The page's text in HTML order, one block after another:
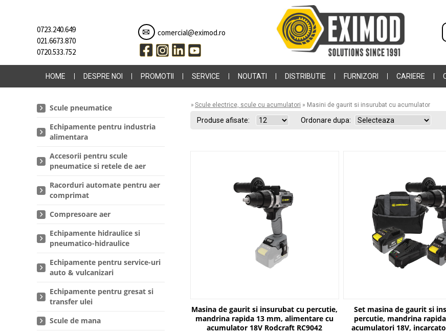
0723.240.649
021.6673.870
0720.533.752
comercial@eximod.ro
HOME DESPRE NOI PROMOTII SERVICE NOUTATI DISTRIBUTIE FURNIZORI CARIERE
Scule pneumatice
Echipamente pentru industria
alimentara
Accesorii pentru scule
pneumatice si retele de aer
Racorduri automate pentru aer
comprimat
Compresoare aer
Echipamente hidraulice si
pneumatico-hidraulice
Echipamente pentru service-uri
auto & vulcanizari
Echipamente pentru gresat si
transfer ulei
Scule de mana
» Scule electrice, scule cu acumulatori » Masini de gaurit si insurubat cu acumulator
Produse afisate: Ordonare dupa:
Masina de gaurit si insurubat cu percutie,
mandrina rapida 13 mm, alimentare cu
acumulator 18V Rodcraft RC9042
Set masina de gaurit si
percutie, mandrina
acumulatori 18V,